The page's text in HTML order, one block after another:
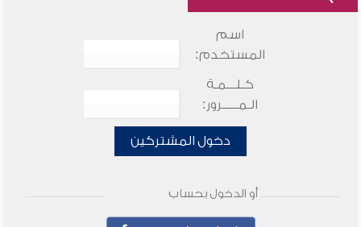
اسم
المستخدم:
كـلـــمـة
الـمـــــرور:
دخول المشتركين
أو الدخول بحساب